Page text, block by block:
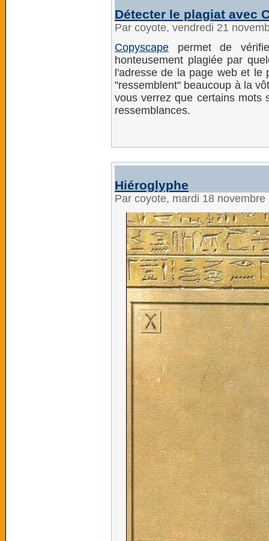
Détecter le plagiat avec
Par coyote, vendredi 21
Copyscape permet de
honteusement plagiée par
l'adresse de la page web et
"ressemblent" beaucoup à la
vous verrez que certains mots
ressemblances.
Hiéroglyphe
Par coyote, mardi 18